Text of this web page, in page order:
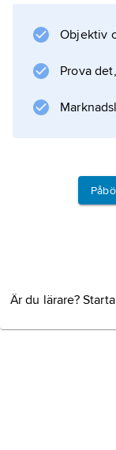
beräknas i
Objektiv
Prova
Är du lärare?